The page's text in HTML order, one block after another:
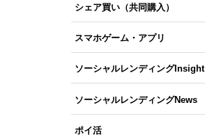
シェア買い（共同購入）
スマホゲーム・アプリ
ソーシャルレンディングInsight
ソーシャルレンディングNews
ポイ活